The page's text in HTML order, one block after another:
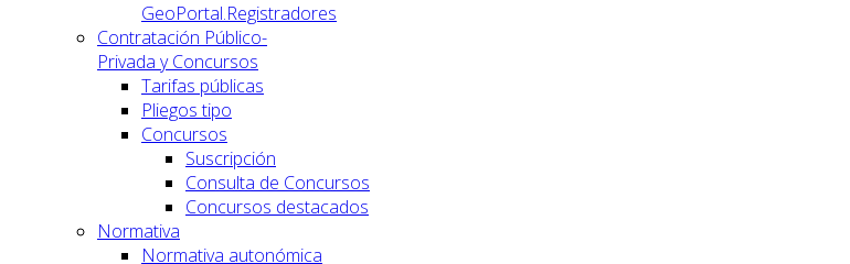
GeoPortal.Registradores
Contratación Público-
Privada y Concursos
Tarifas públicas
Pliegos tipo
Concursos
Suscripción
Consulta de Concursos
Concursos destacados
Normativa
Normativa autonómica